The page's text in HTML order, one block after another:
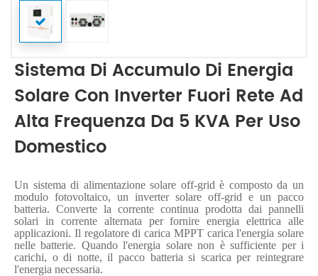
Sistema Di Accumulo Di Energia
Solare Con Inverter Fuori Rete Ad
Alta Frequenza Da 5 KVA Per Uso
Domestico
Un sistema di alimentazione solare off-grid è composto da un
modulo fotovoltaico, un inverter solare off-grid e un pacco
batteria. Converte la corrente continua prodotta dai pannelli
solari in corrente alternata per fornire energia elettrica alle
applicazioni. Il regolatore di carica MPPT carica l'energia solare
nelle batterie. Quando l'energia solare non è sufficiente per i
carichi, o di notte, il pacco batteria si scarica per reintegrare
l'energia necessaria.